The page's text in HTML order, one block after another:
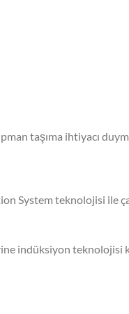
taşıma ihtiyacı
System teknolojisi ile
indüksiyon